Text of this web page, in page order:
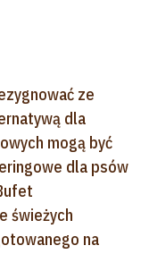
ze
dla
mogą być
dla psów
świeżych
na